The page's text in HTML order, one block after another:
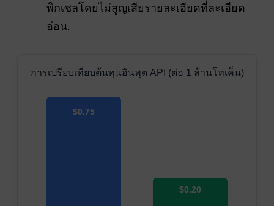
พิกเซลโดยไม่สูญเสียรายละเอียดที่ละเอียด
อ่อน.
การเปรียบเทียบต้นทุนอินพุต API (ต่อ 1 ล้านโทเค็น)
$0.75
$0.20